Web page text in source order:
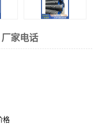
家电话
格